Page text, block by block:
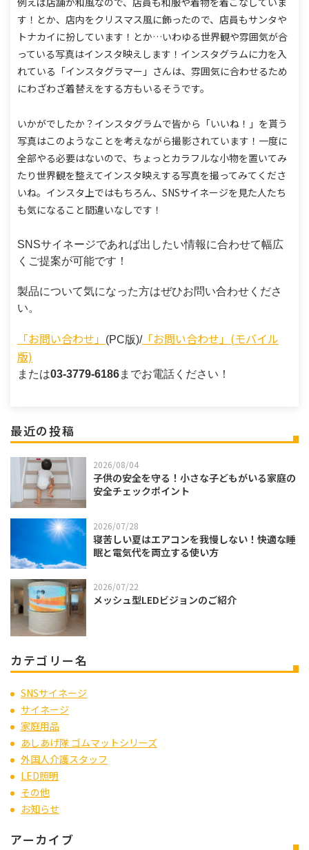
す！とか、 店内をクリスマス風に飾ったので、店員もサンタや
トナカイに扮しています！とか…いわゆる世界観や雰囲気が合
っている写真はインスタ映えします！ インスタグラムに力を入
れている「インスタグラマー」さんは、雰囲気に合わせるため
にわざわざ着替えをする方もいるそうです。
いかがでしたか？ インスタグラムで皆から「いいね！」を貰う
写真はこのようなことを考えながら撮影されています！ 一度に
全部やる必要はないので、ちょっとカラフルな小物を置いてみ
たり世界観を整えてインスタ映えする写真を撮ってみてくださ
いね。 インスタ上ではもちろん、SNSサイネージを見た人たち
も気になること間違いなしです！
SNSサイネージであれば出したい情報に合わせて幅広
くご提案が可能です！
製品について気になった方はぜひお問い合わせくださ
い。
「お問い合わせ」 (PC版)/「お問い合わせ」(モバイル
版)
または03-3779-6186までお電話ください！
最近の投稿
2026/08/04
子供の安全を守る！小さな子どもがいる家庭の
安全チェックポイント
2026/07/28
寝苦しい夏はエアコンを我慢しない！快適な睡
眠と電気代を両立する使い方
2026/07/22
メッシュ型LEDビジョンのご紹介
カテゴリー名
SNSサイネージ
サイネージ
家庭用品
あしあげ隊 ゴムマットシリーズ
外国人介護スタッフ
LED照明
その他
お知らせ
アーカイブ